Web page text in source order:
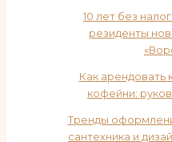
10 лет без
резиденты
Как арендовать
кофейни:
Тренды
сантехника и